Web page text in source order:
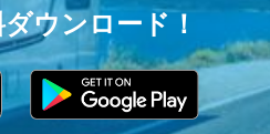
ウンロード！